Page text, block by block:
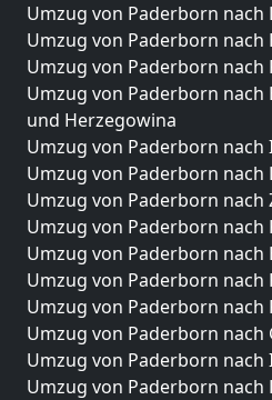
Umzug von Paderborn nach
Umzug von Paderborn nach
Umzug von Paderborn nach
Umzug von Paderborn nach
und Herzegowina
Umzug von Paderborn nach
Umzug von Paderborn nach
Umzug von Paderborn nach
Umzug von Paderborn nach
Umzug von Paderborn nach
Umzug von Paderborn nach
Umzug von Paderborn nach
Umzug von Paderborn nach
Umzug von Paderborn nach
Umzug von Paderborn nach